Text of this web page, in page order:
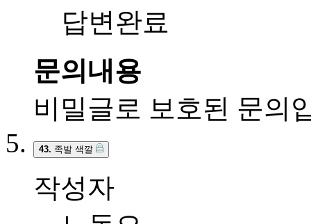
답변완료
문의내용
비밀글로 보호된 문의
43. 족발 색깔
작성자